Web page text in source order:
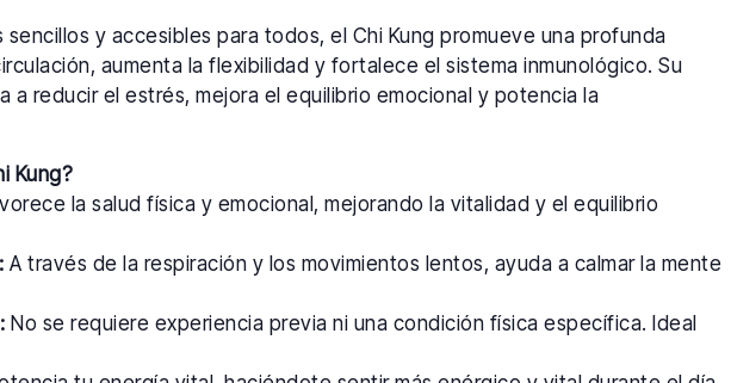
y accesibles para todos, el Chi Kung promueve una profunda
aumenta la flexibilidad y fortalece el sistema inmunológico. Su
a reducir el estrés, mejora el equilibrio emocional y potencia la
Kung?
la salud física y emocional, mejorando la vitalidad y el equilibrio
A través de la respiración y los movimientos lentos, ayuda a calmar la mente
No se requiere experiencia previa ni una condición física específica. Ideal